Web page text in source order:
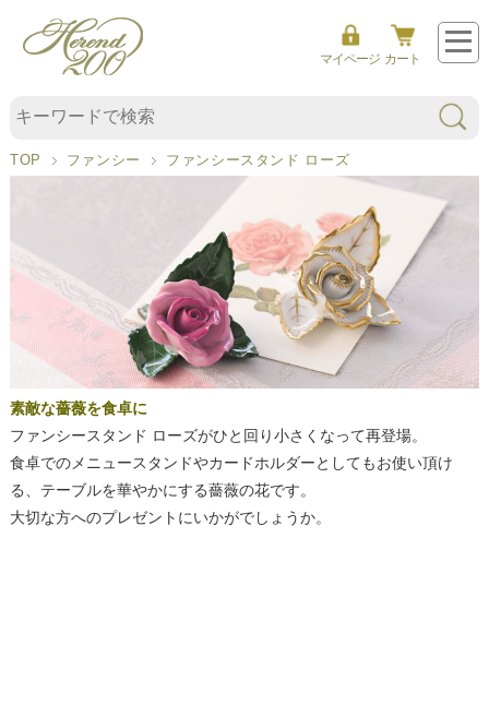
マイページ カート
TOP ファンシー ファンシースタンド ローズ
ァ
シ
ス
ー
ズ
素敵な薔薇を食卓に
ファンシースタンド ローズがひと回り小さくなって再登場。
食卓でのメニュースタンドやカードホルダーとしてもお使い頂け
る、テーブルを華やかにする薔薇の花です。
大切な方へのプレゼントにいかがでしょうか。